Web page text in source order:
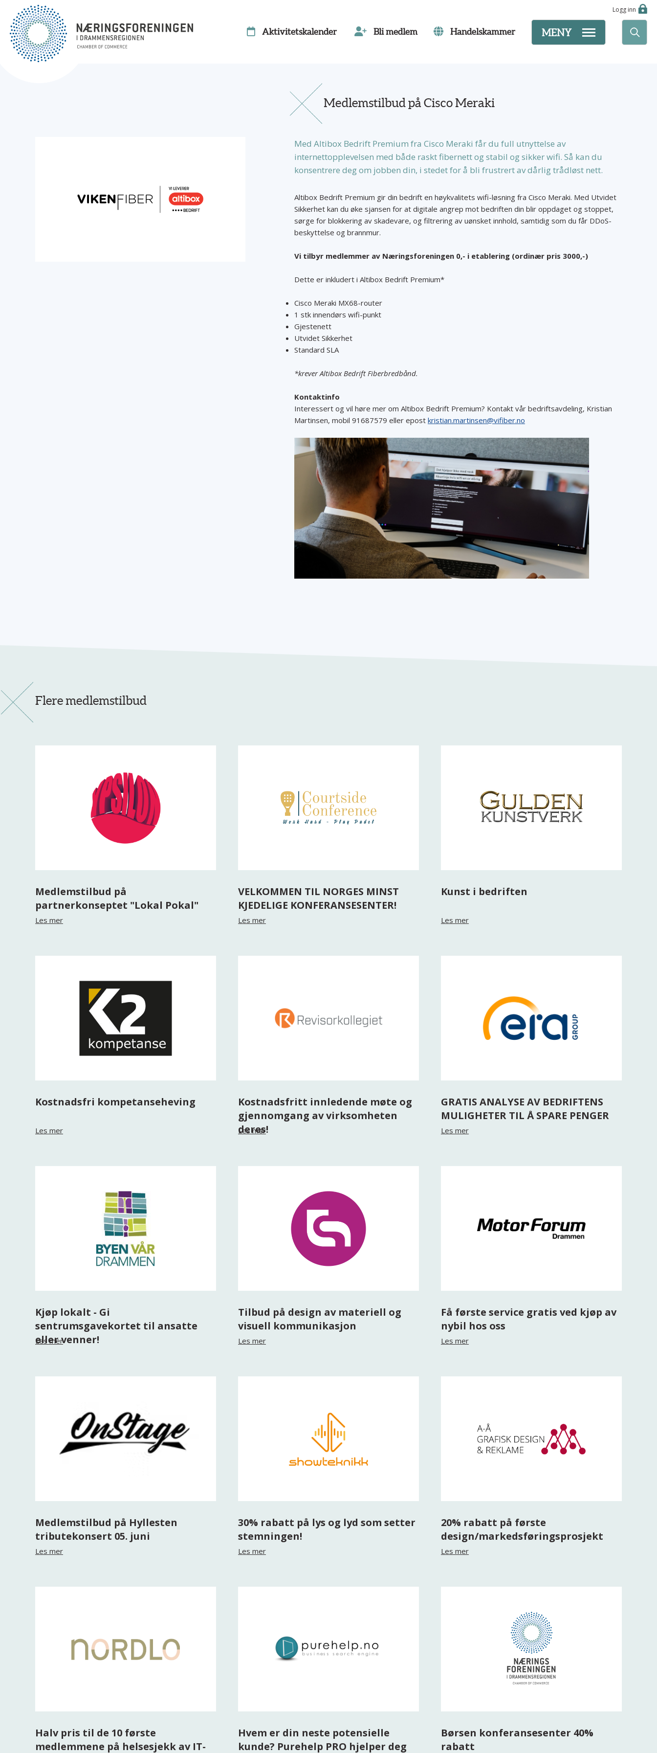
Logg inn
MENY
Aktivitetskalender Bli medlem Handelskammer
Medlemstilbud på Cisco Meraki
Med Altibox Bedrift Premium fra Cisco Meraki får du full utnyttelse av
internettopplevelsen med både raskt fibernett og stabil og sikker wifi. Så kan du
konsentrere deg om jobben din, i stedet for å bli frustrert av dårlig trådløst nett.
Altibox Bedrift Premium gir din bedrift en høykvalitets wifi-løsning fra Cisco Meraki. Med Utvidet
Sikkerhet kan du øke sjansen for at digitale angrep mot bedriften din blir oppdaget og stoppet,
sørge for blokkering av skadevare, og filtrering av uønsket innhold, samtidig som du får DDoS-
beskyttelse og brannmur.
Vi tilbyr medlemmer av Næringsforeningen 0,- i etablering (ordinær pris 3000,-)
Dette er inkludert i Altibox Bedrift Premium*
Cisco Meraki MX68-router
1 stk innendørs wifi-punkt
Gjestenett
Utvidet Sikkerhet
Standard SLA
*krever Altibox Bedrift Fiberbredbånd.
Kontaktinfo
Interessert og vil høre mer om Altibox Bedrift Premium? Kontakt vår bedriftsavdeling, Kristian
Martinsen, mobil 91687579 eller epost kristian.martinsen@vifiber.no
Flere medlemstilbud
Medlemstilbud på
partnerkonseptet "Lokal Pokal"
Les mer
VELKOMMEN TIL NORGES MINST
KJEDELIGE KONFERANSESENTER!
Les mer
Kunst i bedriften
Les mer
Kostnadsfri kompetanseheving
Les mer
Kostnadsfritt innledende møte og
gjennomgang av virksomheten
deres!
Les mer
GRATIS ANALYSE AV BEDRIFTENS
MULIGHETER TIL Å SPARE PENGER
Les mer
Kjøp lokalt - Gi
sentrumsgavekortet til ansatte
eller venner!
Les mer
Tilbud på design av materiell og
visuell kommunikasjon
Les mer
Få første service gratis ved kjøp av
nybil hos oss
Les mer
Medlemstilbud på Hyllesten
tributekonsert 05. juni
Les mer
30% rabatt på lys og lyd som setter
stemningen!
Les mer
20% rabatt på første
design/markedsføringsprosjekt
Les mer
Halv pris til de 10 første
medlemmene på helsesjekk av IT-
Hvem er din neste potensielle
kunde? Purehelp PRO hjelper deg
Børsen konferansesenter 40%
rabatt